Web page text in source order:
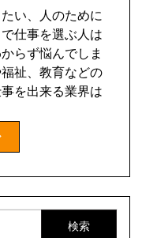
い、人のために
仕事を選ぶ人は
らず悩んでしま
祉、教育などの
を出来る業界は